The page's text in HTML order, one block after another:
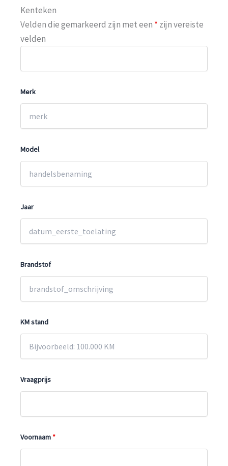
Kenteken
Velden die gemarkeerd zijn met een * zijn vereiste
velden
Merk
Model
Jaar
Brandstof
KM stand
Vraagprijs
Voornaam*